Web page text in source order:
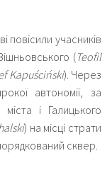
повісили учасників
(Teofil
Kapuściński). Через
автономії, за
і Галицького
) на місці страти
сквер.